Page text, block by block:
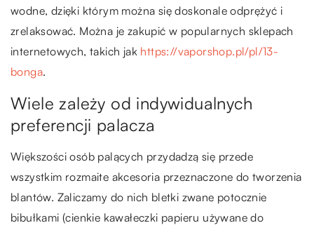
wodne, dzięki którym można się doskonale odprężyć i
zrelaksować. Można je zakupić w popularnych sklepach
internetowych, takich jak https://vaporshop.pl/pl/13-
bonga.
Wiele zależy od indywidualnych
preferencji palacza
Większości osób palących przydadzą się przede
wszystkim rozmaite akcesoria przeznaczone do tworzenia
blantów. Zaliczamy do nich bletki zwane potocznie
bibułkami (cienkie kawałeczki papieru używane do